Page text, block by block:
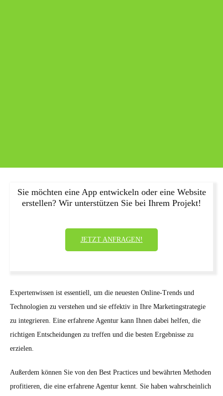
Sie möchten eine App entwickeln oder eine Website
erstellen? Wir unterstützen Sie bei Ihrem Projekt!
JETZT ANFRAGEN!
Expertenwissen ist essentiell, um die neuesten Online-Trends und
Technologien zu verstehen und sie effektiv in Ihre Marketingstrategie
zu integrieren. Eine erfahrene Agentur kann Ihnen dabei helfen, die
richtigen Entscheidungen zu treffen und die besten Ergebnisse zu
erzielen.
Außerdem können Sie von den Best Practices und bewährten Methoden
profitieren, die eine erfahrene Agentur kennt. Sie haben wahrscheinlich